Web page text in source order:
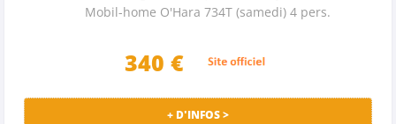
Mobil-home O'Hara 734T (samedi) 4 pers.
340 €
+ D'INFOS >